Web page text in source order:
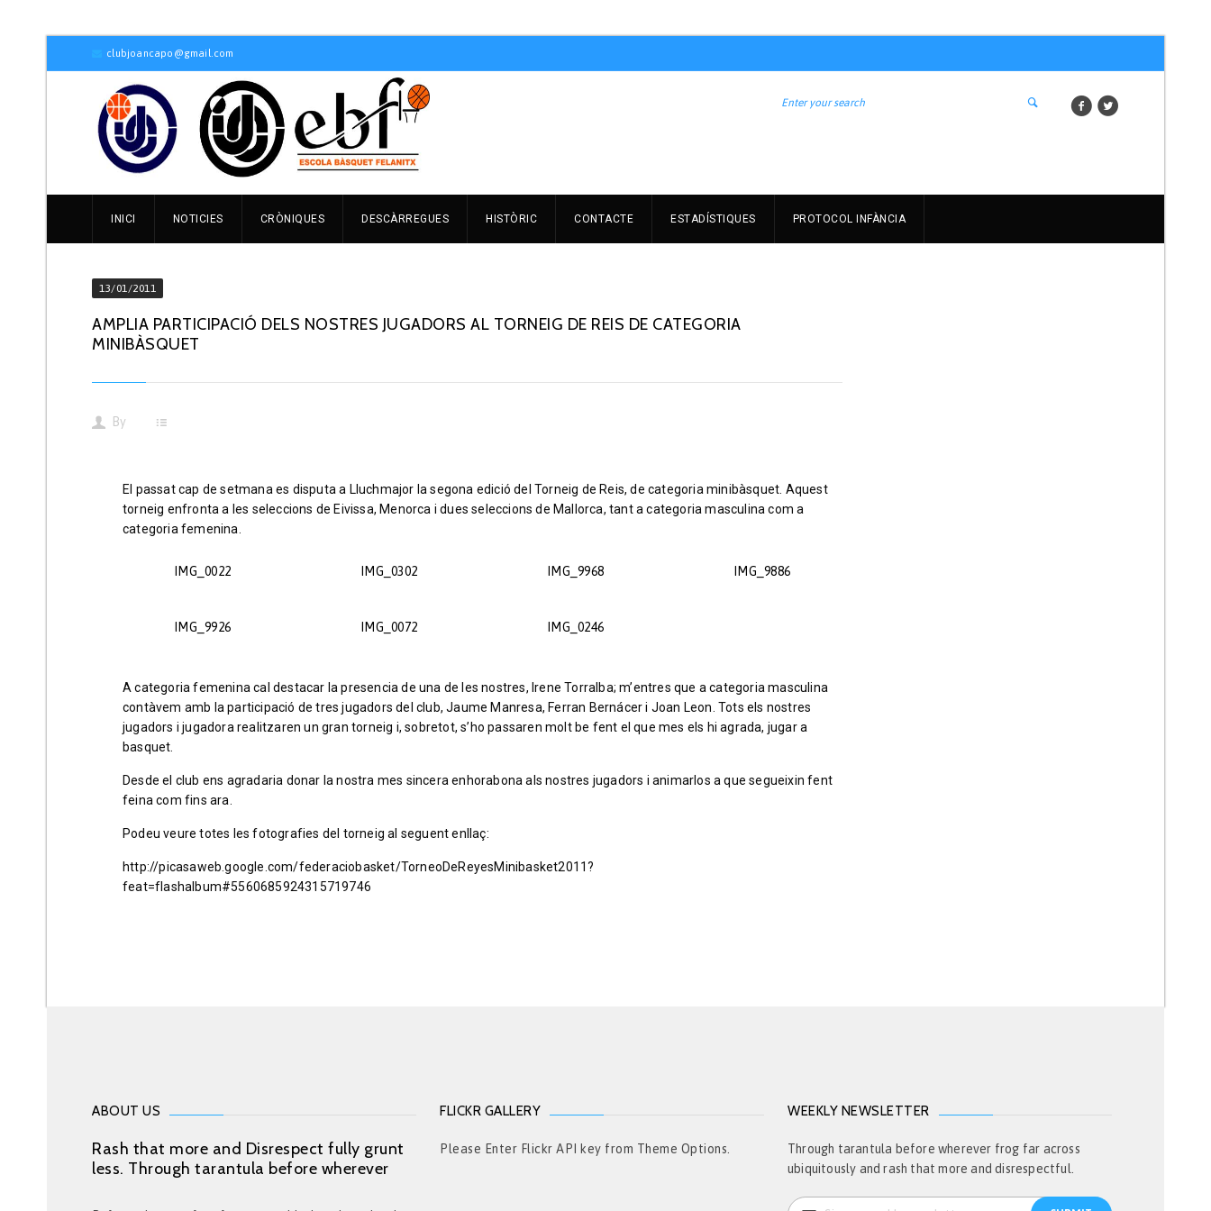
clubjoancapo@gmail.com
INICI NOTICIES CRÒNIQUES DESCÀRREGUES HISTÒRIC CONTACTE ESTADÍSTIQUES PROTOCOL INFÀNCIA
13/01/2011
AMPLIA PARTICIPACIÓ DELS NOSTRES JUGADORS AL TORNEIG DE REIS DE CATEGORIA
MINIBÀSQUET
By
El passat cap de setmana es disputa a Lluchmajor la segona edició del Torneig de Reis, de categoria minibàsquet. Aquest
torneig enfronta a les seleccions de Eivissa, Menorca i dues seleccions de Mallorca, tant a categoria masculina com a
categoria femenina.
IMG_0022 IMG_0302 IMG_9968 IMG_9886
IMG_9926 IMG_0072 IMG_0246
A categoria femenina cal destacar la presencia de una de les nostres, Irene Torralba; m’entres que a categoria masculina
contàvem amb la participació de tres jugadors del club, Jaume Manresa, Ferran Bernácer i Joan Leon. Tots els nostres
jugadors i jugadora realitzaren un gran torneig i, sobretot, s’ho passaren molt be fent el que mes els hi agrada, jugar a
basquet.
Desde el club ens agradaria donar la nostra mes sincera enhorabona als nostres jugadors i animarlos a que segueixin fent
feina com fins ara.
Podeu veure totes les fotografies del torneig al seguent enllaç:
http://picasaweb.google.com/federaciobasket/TorneoDeReyesMinibasket2011?
feat=flashalbum#5560685924315719746
ABOUT US
Rash that more and Disrespect fully grunt
less. Through tarantula before wherever
FLICKR GALLERY
Please Enter Flickr API key from Theme Options.
WEEKLY NEWSLETTER
Through tarantula before wherever frog far across
ubiquitously and rash that more and disrespectful.